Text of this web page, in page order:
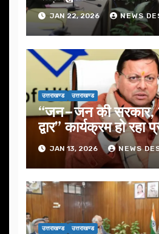
आदेश…
JAN 22, 2026 NEWS
उत्तराखण्ड उत्तराखण्ड
“जन–जन की
द्वार” कार्यक्रम हो रहा
JAN 13, 2026 NEWS
उत्तराखण्ड उत्तराखण्ड